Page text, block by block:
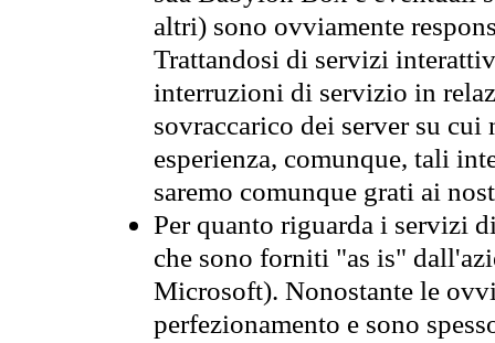
altri) sono ovviamente
Trattandosi di servizi
interruzioni di servizio in
sovraccarico dei server su
esperienza, comunque, tali
saremo comunque grati ai
Per quanto riguarda i servizi
che sono forniti "as is"
Microsoft). Nonostante le
perfezionamento e sono